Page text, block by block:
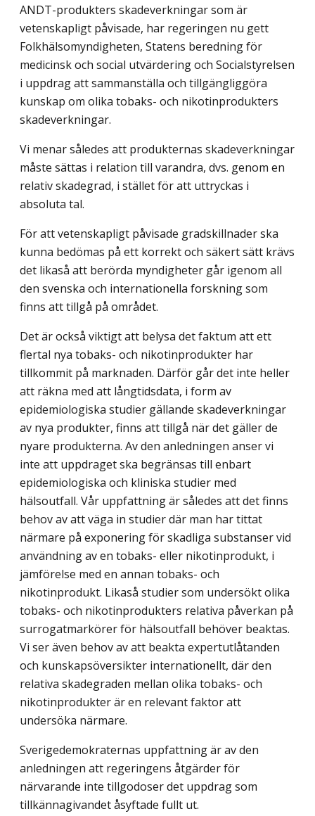
ANDT-produkters skadeverkningar som är
vetenskapligt påvisade, har regeringen nu gett
Folkhälsomyndigheten, Statens beredning för
medicinsk och social utvärdering och Socialstyrelsen
i uppdrag att sammanställa och tillgängliggöra
kunskap om olika tobaks- och nikotinprodukters
skadeverkningar.
Vi menar således att produkternas skadeverkningar
måste sättas i relation till varandra, dvs. genom en
relativ skadegrad, i stället för att uttryckas i
absoluta tal.
För att vetenskapligt påvisade gradskillnader ska
kunna bedömas på ett korrekt och säkert sätt krävs
det likaså att berörda myndigheter går igenom all
den svenska och internationella forskning som
finns att tillgå på området.
Det är också viktigt att belysa det faktum att ett
flertal nya tobaks- och nikotinpro­dukter har
tillkommit på marknaden. Därför går det inte heller
att räkna med att lång­tidsdata, i form av
epidemiologiska studier gällande skadeverkningar
av nya produkter, finns att tillgå när det gäller de
nyare produkterna. Av den anledningen anser vi
inte att uppdraget ska begränsas till enbart
epidemiologiska och kliniska studier med
hälsoutfall. Vår uppfattning är således att det finns
behov av att väga in studier där man har tittat
närmare på exponering för skadliga substanser vid
användning av en tobaks- eller niko­tinprodukt, i
jämförelse med en annan tobaks- och
nikotinprodukt. Likaså studier som undersökt olika
tobaks- och nikotinprodukters relativa påverkan på
surrogatmarkörer för hälsoutfall behöver beaktas.
Vi ser även behov av att beakta expertutlåtanden
och kun­skapsöversikter internationellt, där den
relativa skadegraden mellan olika tobaks- och
nikotinprodukter är en relevant faktor att
undersöka närmare.
Sverigedemokraternas uppfattning är av den
anledningen att regeringens åtgärder för
närvarande inte tillgodoser det uppdrag som
tillkännagivandet åsyftade fullt ut.